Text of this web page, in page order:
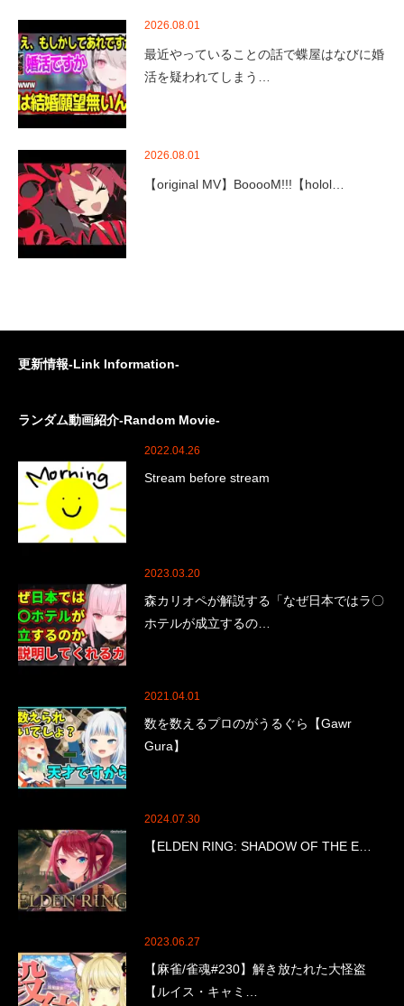
2026.08.01
最近やっていることの話で蝶屋はなびに婚
活を疑われてしまう…
2026.08.01
【original MV】BooooM!!!【holol…
更新情報-Link Information-
ランダム動画紹介-Random Movie-
2022.04.26
Stream before stream
2023.03.20
森カリオペが解説する「なぜ日本ではラ〇
ホテルが成立するの…
2021.04.01
数を数えるプロのがうるぐら【Gawr
Gura】
2024.07.30
【ELDEN RING: SHADOW OF THE E…
2023.06.27
【麻雀/雀魂#230】解き放たれた大怪盗
【ルイス・キャミ…